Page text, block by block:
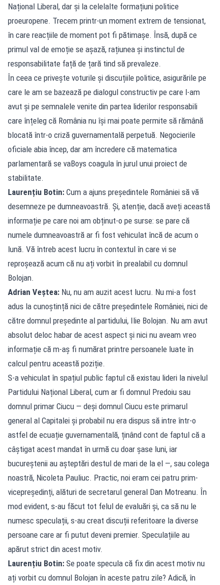
Național Liberal, dar și la celelalte formațiuni politice
proeuropene. Trecem printr-un moment extrem de tensionat,
în care reacțiile de moment pot fi pătimașe. Însă, după ce
primul val de emoție se așază, rațiunea și instinctul de
responsabilitate față de țară tind să prevaleze.
În ceea ce privește voturile și discuțiile politice, asigurările pe
care le am se bazează pe dialogul constructiv pe care l-am
avut și pe semnalele venite din partea liderilor responsabili
care înțeleg că România nu își mai poate permite să rămână
blocată într-o criză guvernamentală perpetuă. Negocierile
oficiale abia încep, dar am încredere că matematica
parlamentară se vaBoys coagula în jurul unui proiect de
stabilitate.
Laurențiu Botin: Cum a ajuns președintele României să vă
desemneze pe dumneavoastră. Și, atenție, dacă aveți această
informație pe care noi am obținut-o pe surse: se pare că
numele dumneavoastră ar fi fost vehiculat încă de acum o
lună. Vă întreb acest lucru în contextul în care vi se
reproșează acum că nu ați vorbit în prealabil cu domnul
Bolojan.
Adrian Veștea: Nu, nu am auzit acest lucru. Nu mi-a fost
adus la cunoștință nici de către președintele României, nici de
către domnul președinte al partidului, Ilie Bolojan. Nu am avut
absolut deloc habar de acest aspect și nici nu aveam vreo
informație că m-aș fi numărat printre persoanele luate în
calcul pentru această poziție.
S-a vehiculat în spațiul public faptul că existau lideri la nivelul
Partidului Național Liberal, cum ar fi domnul Predoiu sau
domnul primar Ciucu — deși domnul Ciucu este primarul
general al Capitalei și probabil nu era dispus să intre într-o
astfel de ecuație guvernamentală, ținând cont de faptul că a
câștigat acest mandat în urmă cu doar șase luni, iar
bucureștenii au așteptări destul de mari de la el —, sau colega
noastră, Nicoleta Pauliuc. Practic, noi eram cei patru prim-
vicepreședinți, alături de secretarul general Dan Motreanu. În
mod evident, s-au făcut tot felul de evaluări și, ca să nu le
numesc speculații, s-au creat discuții referitoare la diverse
persoane care ar fi putut deveni premier. Speculațiile au
apărut strict din acest motiv.
Laurențiu Botin: Se poate specula că fix din acest motiv nu
ați vorbit cu domnul Bolojan în aceste patru zile? Adică, în